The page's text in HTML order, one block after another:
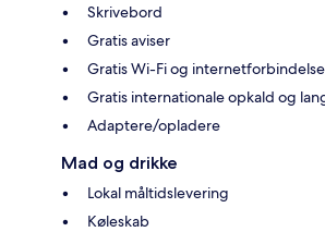
Skrivebord
Gratis aviser
Gratis Wi-Fi og
Gratis internationale opkald og
Adaptere/opladere
Mad og drikke
Lokal måltidslevering
Køleskab